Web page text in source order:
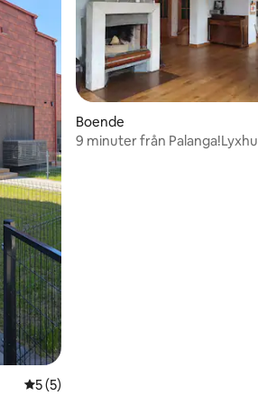
5 av 5 i genomsnittligt betyg, 5
5 (5)
Boende
9 minuter från